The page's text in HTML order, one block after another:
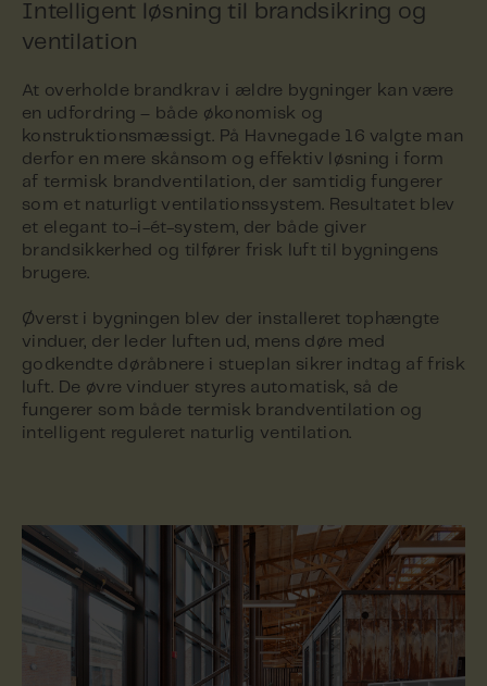
Intelligent løsning til brandsikring og
ventilation
At overholde brandkrav i ældre bygninger kan være
en udfordring – både økonomisk og
konstruktionsmæssigt. På Havnegade 16 valgte man
derfor en mere skånsom og effektiv løsning i form
af termisk brandventilation, der samtidig fungerer
som et naturligt ventilationssystem. Resultatet blev
et elegant to-i-ét-system, der både giver
brandsikkerhed og tilfører frisk luft til bygningens
brugere.
Øverst i bygningen blev der installeret tophængte
vinduer, der leder luften ud, mens døre med
godkendte døråbnere i stueplan sikrer indtag af frisk
luft. De øvre vinduer styres automatisk, så de
fungerer som både termisk brandventilation og
intelligent reguleret naturlig ventilation.